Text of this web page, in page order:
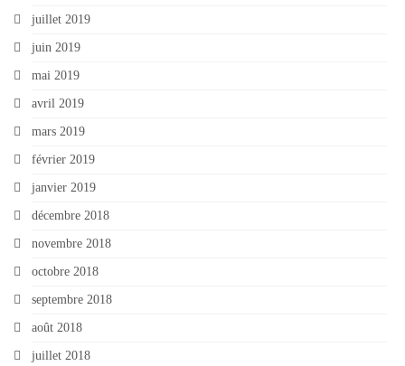
juillet 2019
juin 2019
mai 2019
avril 2019
mars 2019
février 2019
janvier 2019
décembre 2018
novembre 2018
octobre 2018
septembre 2018
août 2018
juillet 2018